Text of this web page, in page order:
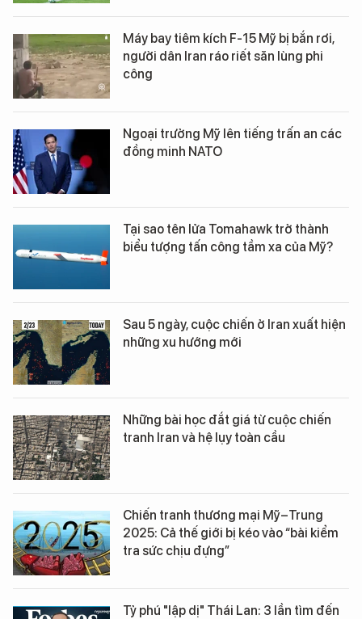
Máy bay tiêm kích F-15 Mỹ bị bắn rơi,
người dân Iran ráo riết săn lùng phi
công
Ngoại trưởng Mỹ lên tiếng trấn an các
đồng minh NATO
Tại sao tên lửa Tomahawk trở thành
biểu tượng tấn công tầm xa của Mỹ?
Sau 5 ngày, cuộc chiến ở Iran xuất hiện
những xu hướng mới
Những bài học đắt giá từ cuộc chiến
tranh Iran và hệ lụy toàn cầu
Chiến tranh thương mại Mỹ–Trung
2025: Cả thế giới bị kéo vào “bài kiểm
tra sức chịu đựng”
Tỷ phú "lập dị" Thái Lan: 3 lần tìm đến